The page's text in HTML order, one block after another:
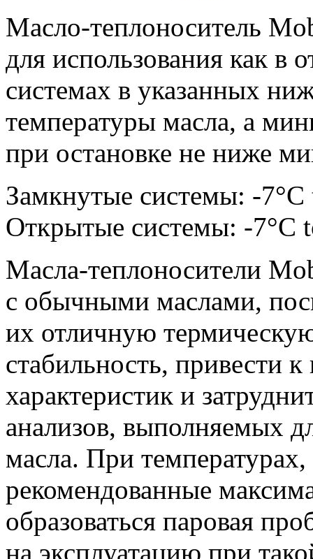
Масло-теплоноситель
для использования как в
системах в указанных
температуры масла, а
при остановке не ниже
Замкнутые системы: -7°C
Открытые системы: -7°C
Масла-теплоносители
с обычными маслами,
их отличную
стабильность, привести
характеристик и
анализов, выполняемых
масла. При
рекомендованные
образоваться паровая
на эксплуатацию при